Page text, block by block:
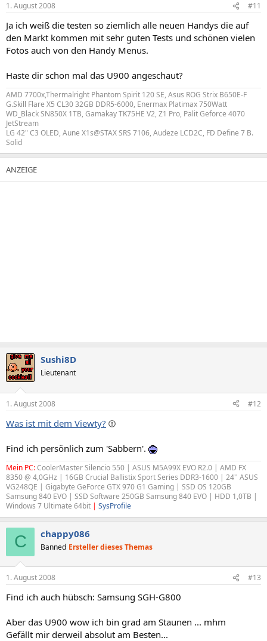
1. August 2008 #11
Ja ich weiß die testen so ziemlich alle neuen Handys die auf
den Markt kommen mit sehr guten Tests und schönen vielen
Fotos auch von den Handy Menus.
Haste dir schon mal das U900 angeschaut?
AMD 7700x,Thermalright Phantom Spirit 120 SE, Asus ROG Strix B650E-F
G.Skill Flare X5 CL30 32GB DDR5-6000, Enermax Platimax 750Watt
WD_Black SN850X 1TB, Gamakay TK75HE V2, Z1 Pro, Palit Geforce 4070
JetStream
LG 42" C3 OLED, Aune X1s@STAX SRS 7106, Audeze LCD2C, FD Define 7 B.
Solid
Sushi8D
Lieutenant
1. August 2008 #12
Was ist mit dem Viewty?
Find ich persönlich zum 'Sabbern'.
Mein PC:CoolerMaster Silencio 550 | ASUS M5A99X EVO R2.0 | AMD FX
8350 @ 4,0GHz | 16GB Crucial Ballistix Sport Series DDR3-1600 | 24'' ASUS
VG248QE | Gigabyte GeForce GTX 970 G1 Gaming | SSD OS 120GB
Samsung 840 EVO | SSD Software 250GB Samsung 840 EVO | HDD 1,0TB |
Windows 7 Ultimate 64bit | SysProfile
C chappy086
Banned Ersteller dieses Themas
1. August 2008 #13
Find ich auch hübsch: Samsung SGH-G800
Aber das U900 wow ich bin grad am Staunen ... mhm
Gefällt mir derweil absolut am Besten...